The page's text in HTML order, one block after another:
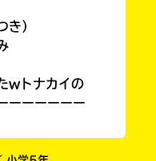
）
wトナカイの
ーーーーーー